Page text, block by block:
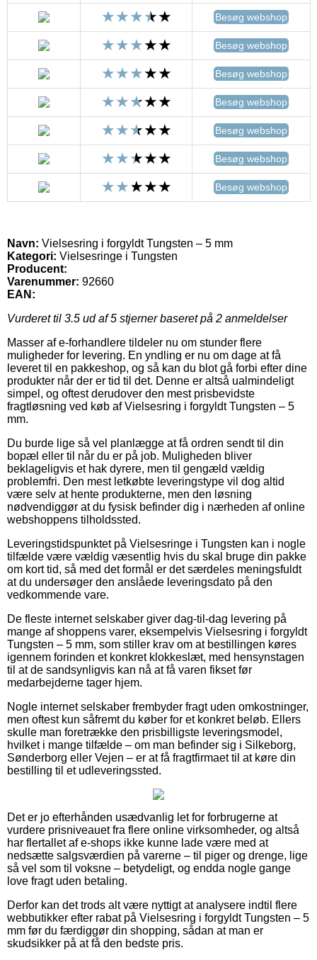
Besøg webshop
Besøg webshop
Besøg webshop
Besøg webshop
Besøg webshop
Besøg webshop
Besøg webshop
Navn: Vielsesring i forgyldt Tungsten – 5 mm
Kategori: Vielsesringe i Tungsten
Producent:
Varenummer: 92660
EAN:
Vurderet til 3.5 ud af 5 stjerner baseret på 2 anmeldelser
Masser af e-forhandlere tildeler nu om stunder flere
muligheder for levering. En yndling er nu om dage at få
leveret til en pakkeshop, og så kan du blot gå forbi efter dine
produkter når der er tid til det. Denne er altså ualmindeligt
simpel, og oftest derudover den mest prisbevidste
fragtløsning ved køb af Vielsesring i forgyldt Tungsten – 5
mm.
Du burde lige så vel planlægge at få ordren sendt til din
bopæl eller til når du er på job. Muligheden bliver
beklageligvis et hak dyrere, men til gengæld vældig
problemfri. Den mest letkøbte leveringstype vil dog altid
være selv at hente produkterne, men den løsning
nødvendiggør at du fysisk befinder dig i nærheden af online
webshoppens tilholdssted.
Leveringstidspunktet på Vielsesringe i Tungsten kan i nogle
tilfælde være vældig væsentlig hvis du skal bruge din pakke
om kort tid, så med det formål er det særdeles meningsfuldt
at du undersøger den anslåede leveringsdato på den
vedkommende vare.
De fleste internet selskaber giver dag-til-dag levering på
mange af shoppens varer, eksempelvis Vielsesring i forgyldt
Tungsten – 5 mm, som stiller krav om at bestillingen køres
igennem forinden et konkret klokkeslæt, med hensynstagen
til at de sandsynligvis kan nå at få varen fikset før
medarbejderne tager hjem.
Nogle internet selskaber frembyder fragt uden omkostninger,
men oftest kun såfremt du køber for et konkret beløb. Ellers
skulle man foretrække den prisbilligste leveringsmodel,
hvilket i mange tilfælde – om man befinder sig i Silkeborg,
Sønderborg eller Vejen – er at få fragtfirmaet til at køre din
bestilling til et udleveringssted.
Det er jo efterhånden usædvanlig let for forbrugerne at
vurdere prisniveauet fra flere online virksomheder, og altså
har flertallet af e-shops ikke kunne lade være med at
nedsætte salgsværdien på varerne – til piger og drenge, lige
så vel som til voksne – betydeligt, og endda nogle gange
love fragt uden betaling.
Derfor kan det trods alt være nyttigt at analysere indtil flere
webbutikker efter rabat på Vielsesring i forgyldt Tungsten – 5
mm før du færdiggør din shopping, sådan at man er
skudsikker på at få den bedste pris.